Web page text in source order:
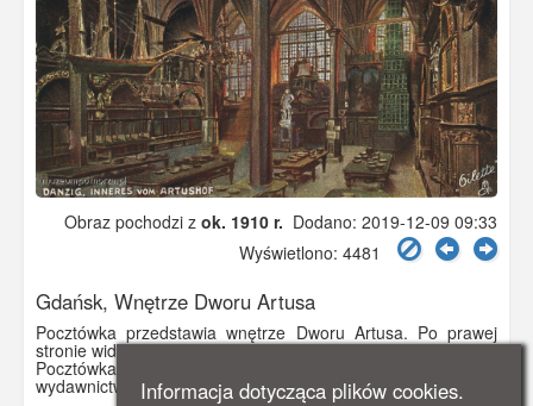
Obraz pochodzi z ok. 1910 r. Dodano: 2019-12-09 09:33
Wyświetlono: 4481
Gdańsk, Wnętrze Dworu Artusa
Pocztówka przedstawia wnętrze Dworu Artusa. Po prawej
stronie widoczny zielony piec kaflowy.
Pocztówka pochodzi z kolekcji "Deutscher Stadte"
wydawnictwa Kaphael Tuck & Sons z Berlina.
Informacja dotycząca plików cookies.